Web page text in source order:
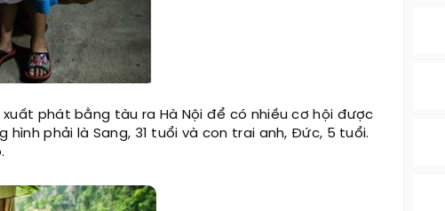
phát bằng tàu ra Hà Nội để có nhiều cơ hội được
phải là Sang, 31 tuổi và con trai anh, Đức, 5 tuổi.